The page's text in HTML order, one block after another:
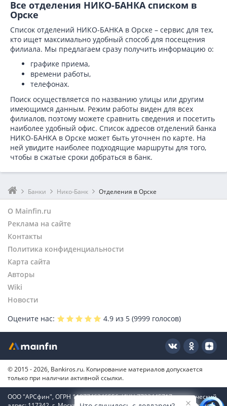
Все отделения НИКО-БАНКА списком в
Орске
Список отделений НИКО-БАНКА в Орске – сервис для тех,
кто ищет максимально удобный способ для посещения
филиала. Мы предлагаем сразу получить информацию о:
графике приема,
времени работы,
телефонах.
Поиск осуществляется по названию улицы или другим
имеющимся данным. Режим работы виден для всех
филиалов, поэтому можете сравнить сведения и посетить
наиболее удобный офис. Список адресов отделений банка
НИКО-БАНКА в Орске может быть уточнен по карте. На
ней увидите наиболее подходящие маршруты для того,
чтобы в сжатые сроки добраться в банк.
Банки Нико-Банк Отделения в Орске
О Mainfin.ru
Реклама на сайте
Контакты
Политика конфиденциальности
Карта сайта
Авторы
Wiki
Новости
Оцените нас:
4.9 из 5 (9999 голосов)
© 2015 - 2026, Bankiros.ru. Копирование материалов допускается
только при наличии активной ссылки.
ООО "АРСфин", ОГРН 1187746346556, ИНН 7722445717, юридический